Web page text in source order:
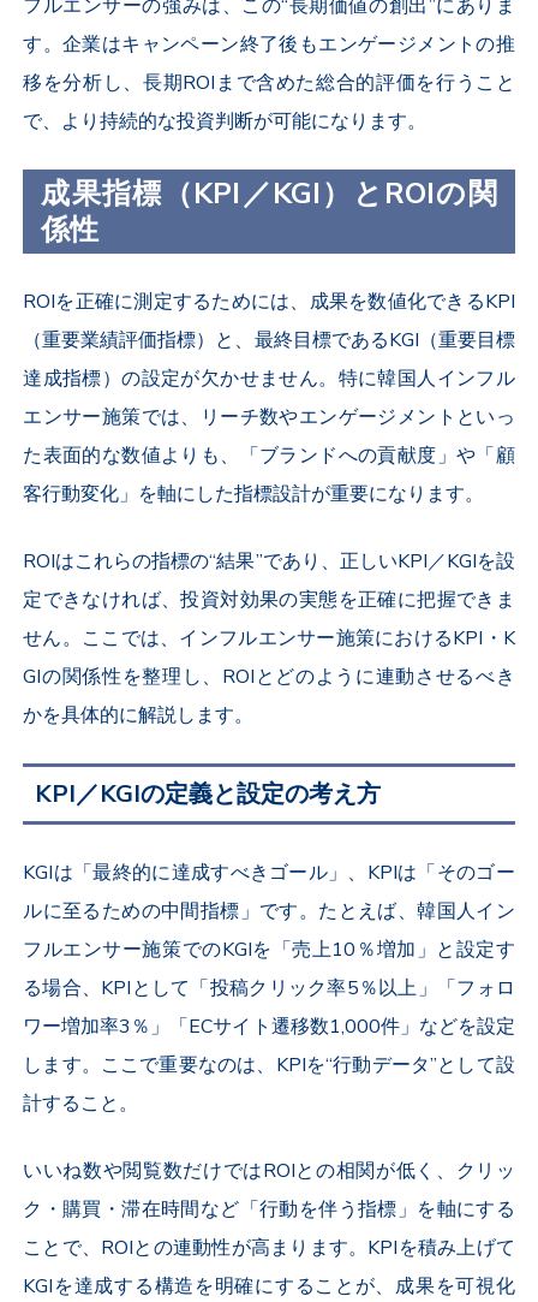
フルエンサーの強みは、この“長期価値の創出”にありま
す。企業はキャンペーン終了後もエンゲージメントの推
移を分析し、長期ROIまで含めた総合的評価を行うこと
で、より持続的な投資判断が可能になります。
成果指標（KPI／KGI）とROIの関
係性
ROIを正確に測定するためには、成果を数値化できるKPI
（重要業績評価指標） と、最終目標であるKGI（重要目標
達成指標）の設定が欠かせません。特に韓国人インフル
エンサー施策では、リーチ数やエンゲージメントといっ
た表面的な数値よりも、「ブランドへの貢献度」や「顧
客行動変化」を軸にした指標設計が重要になります。
ROIはこれらの指標の“結果”であり、正しいKPI／KGIを設
定できなければ、投資対効果の実態を正確に把握できま
せん。ここでは、インフルエンサー施策におけるKPI・K
GIの関係性を整理し、ROIとどのように連動させるべき
かを具体的に解説します。
KPI／KGIの定義と設定の考え方
KGIは「最終的に達成すべきゴール」、KPIは「そのゴー
ルに至るための中間指標」です。たとえば、韓国人イン
フルエンサー施策でのKGIを「売上10％増加」と設定す
る場合、KPIとして「投稿クリック率5％以上」「フォロ
ワー増加率3％」「ECサイト遷移数1,000件」などを設定
します。ここで重要なのは、KPIを“行動データ”として設
計すること。
いいね数や閲覧数だけではROIとの相関が低く、クリッ
ク・購買・滞在時間など「行動を伴う指標」を軸にする
ことで、ROIとの連動性が高まります。KPIを積み上げて
KGIを達成する構造を明確にすることが、成果を可視化